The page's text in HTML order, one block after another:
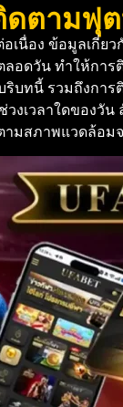
ดตามฟุ
อง ข้อมูลเกี่ย
อดวัน ทำให้ก
บทนี้ รวมถึงกา
เวลาใดของวั
ามสภาพแวดล้อม